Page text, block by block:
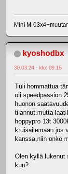
Mini M-
kyoshodbx
30.03.24 - klo: 09.15
Tuli hommattua
oli speedpassion
huonon
tilannut.mutta
hoppypro 13t
kruisailemaan.jos
kanssa,niin onko
Olen kyllä lukenut
kun?